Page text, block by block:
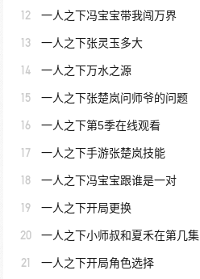
12 一人之下冯宝宝带我闯万界
13 一人之下张灵玉多大
14 一人之下万水之源
15 一人之下张楚岚问师爷的问题
16 一人之下第5季在线观看
17 一人之下手游张楚岚技能
18 一人之下冯宝宝跟谁是一对
19 一人之下开局更换
20 一人之下小师叔和夏禾在第几集
21 一人之下开局角色选择